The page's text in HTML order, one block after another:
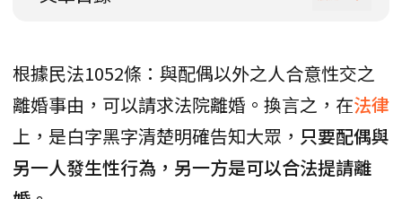
根據民法1052條：與配偶以外之人合意性交之
離婚事由，可以請求法院離婚。換言之，在法律
上，是白字黑字清楚明確告知大眾， 只要配偶與
另一人發生性行為，另一方是可以合法提請離